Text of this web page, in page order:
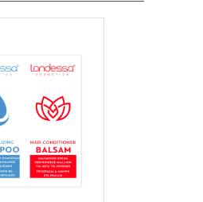
Ανοιχτό
Σαντρέ
Σαντρέ
6.1
Ξανθό
Σκούρο
Καστανό
Ανοιχτό